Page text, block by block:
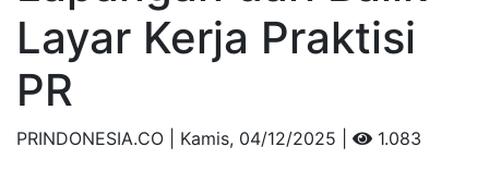
Layar Kerja Praktisi
PR
PRINDONESIA.CO | Kamis, 04/12/2025 | 1.083